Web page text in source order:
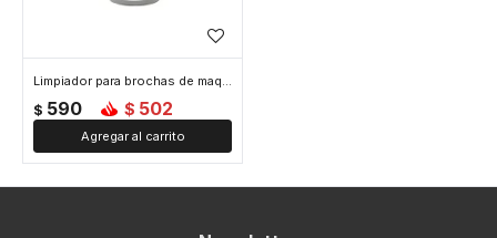
Limpiador para brochas de maquillaje
$ 590 $ 502